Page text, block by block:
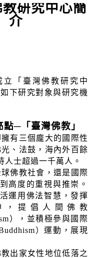
研究中心簡
介
立「臺灣佛教研究中
下研究對象與研究機
─「臺灣佛教」
有三個龐大的國際性
、法鼓，海內外百餘
人士超過一千萬人。
佛教社會，還是國際
高度的重視與推崇。
運用佛法智慧，發揮
，提倡人間佛 教
），並積極參與國際
）運動，展現
出家女性地位低落之